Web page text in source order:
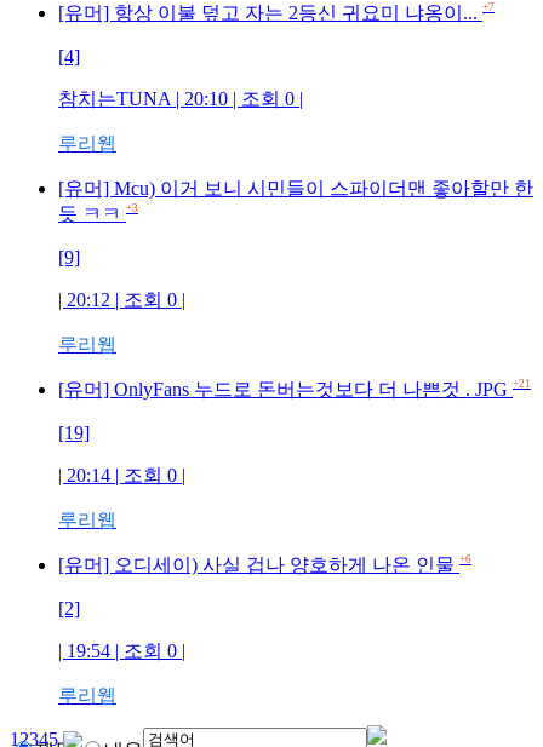
[유머] 항상 이불 덮고 자는 2등신 귀요미 냐옹이... +7
[4]
참치는TUNA | 20:10 | 조회 0 |
루리웹
[유머] Mcu) 이거 보니 시민들이 스파이더맨 좋아할만 한
듯 ㅋㅋ
+3
[9]
| 20:12 | 조회 0 |
루리웹
[유머] OnlyFans 누드로 돈버는것보다 더 나쁜것 . JPG +21
[19]
| 20:14 | 조회 0 |
루리웹
[유머] 오디세이) 사실 겁나 양호하게 나온 인물 +6
[2]
| 19:54 | 조회 0 |
루리웹
12345